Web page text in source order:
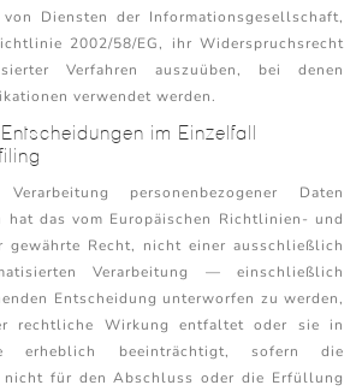
Diensten der Informationsgesellschaft,
2002/58/EG, ihr Widerspruchsrecht
Verfahren auszuüben, bei denen
verwendet werden.
im Einzelfall
personenbezogener Daten
hat das vom Europäischen Richtlinien- und
gewährte Recht, nicht einer ausschließlich
Verarbeitung — einschließlich
Entscheidung unterworfen zu werden,
rechtliche Wirkung entfaltet oder sie in
erheblich beeinträchtigt, sofern die
nicht für den Abschluss oder die Erfüllung